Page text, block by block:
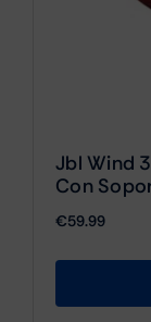
Jbl Wind
Con
€59.99